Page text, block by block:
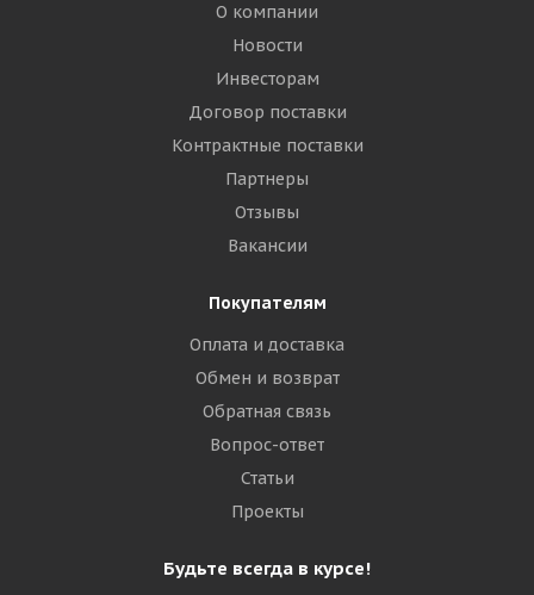
О компании
Новости
Инвесторам
Договор поставки
Контрактные поставки
Партнеры
Отзывы
Вакансии
Покупателям
Оплата и доставка
Обмен и возврат
Обратная связь
Вопрос-ответ
Статьи
Проекты
Будьте всегда в курсе!